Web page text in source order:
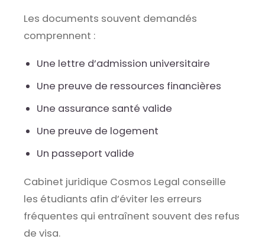
Les documents souvent demandés
comprennent :
Une lettre d’admission universitaire
Une preuve de ressources financières
Une assurance santé valide
Une preuve de logement
Un passeport valide
Cabinet juridique Cosmos Legal conseille
les étudiants afin d’éviter les erreurs
fréquentes qui entraînent souvent des refus
de visa.